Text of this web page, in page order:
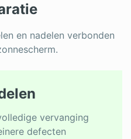
en nadelen verbonden
vervanging
defecten